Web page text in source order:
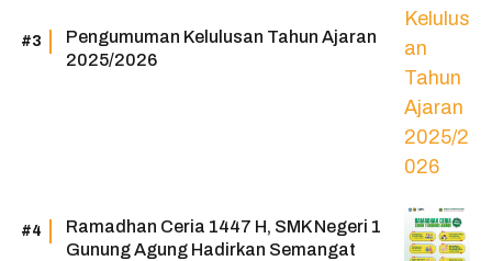
Pengumuman Kelulusan Tahun Ajaran
2025/2026
Ramadhan Ceria 1447 H, SMK Negeri 1
Gunung Agung Hadirkan Semangat